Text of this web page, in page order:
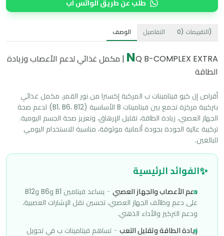
طلب عن طريق الواتس اب
الوصف التفاصيل التقييمات (
0 )
N Q B-COMPLEX EXTRA | مكمل غذائي لدعم الأعصاب وزيادة
الطاقة
للبالغين.
✨الفوائد الرئيسية
دعم الأعصاب والجهاز العصبي -
يساعد فيتامين B1 وB6 وB12
على دعم وظائف الجهاز العصبي، تحسين نقل الإشارات العصبية،
ودعم التركيز والأداء الذهني.
زيادة الطاقة وتقليل التعب - تساهم فيتامينات ب في تحويل